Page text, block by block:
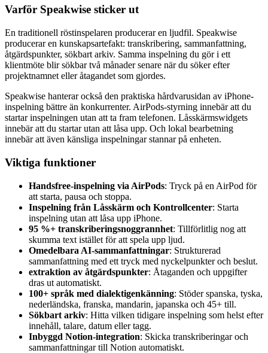
Varför Speakwise sticker ut
En traditionell röstinspelaren producerar en ljudfil. Speakwise
producerar en kunskapsartefakt: transkribering, sammanfattning,
åtgärdspunkter, sökbart arkiv. Samma inspelning du gör i ett
klientmöte blir sökbar två månader senare när du söker efter
projektnamnet eller åtagandet som gjordes.
Speakwise hanterar också den praktiska hårdvarusidan av iPhone-
inspelning bättre än konkurrenter. AirPods-styrning innebär att du
startar inspelningen utan att ta fram telefonen. Låsskärmswidgets
innebär att du startar utan att låsa upp. Och lokal bearbetning
innebär att även känsliga inspelningar stannar på enheten.
Viktiga funktioner
Handsfree-inspelning via AirPods: Tryck på en AirPod för
att starta, pausa och stoppa.
Inspelning från Låsskärm och Kontrollcenter: Starta
inspelning utan att låsa upp iPhone.
95 %+ transkriberingsnoggrannhet: Tillförlitlig nog att
skumma text istället för att spela upp ljud.
Omedelbara AI-sammanfattningar: Strukturerad
sammanfattning med ett tryck med nyckelpunkter och beslut.
extraktion av åtgärdspunkter: Åtaganden och uppgifter
dras ut automatiskt.
100+ språk med dialektigenkänning: Stöder spanska, tyska,
nederländska, franska, mandarin, japanska och 45+ till.
Sökbart arkiv: Hitta vilken tidigare inspelning som helst efter
innehåll, talare, datum eller tagg.
Inbyggd Notion-integration: Skicka transkriberingar och
sammanfattningar till Notion automatiskt.